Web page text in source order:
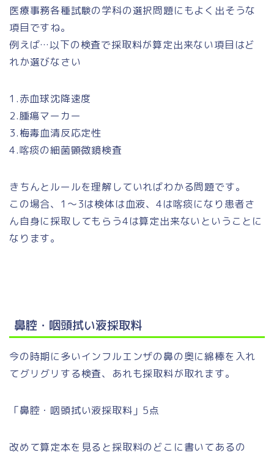
医療事務各種試験の学科の選択問題にもよく出そうな
項目ですね。
例えば…以下の検査で採取料が算定出来ない項目はど
れか選びなさい
1.赤血球沈降速度
2.腫瘍マーカー
3.梅毒血清反応定性
4.喀痰の細菌顕微鏡検査
きちんとルールを理解していればわかる問題です。
この場合、1～3は検体は血液、4は喀痰になり患者さ
ん自身に採取してもらう4は算定出来ないということに
なります。
鼻腔・咽頭拭い液採取料
今の時期に多いインフルエンザの鼻の奥に綿棒を入れ
てグリグリする検査、あれも採取料が取れます。
「鼻腔・咽頭拭い液採取料」5点
改めて算定本を見ると採取料のどこに書いてあるの